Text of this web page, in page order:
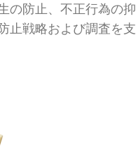
の防止、不正行為の抑
止戦略および調査を支